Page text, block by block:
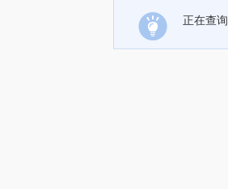
正在查